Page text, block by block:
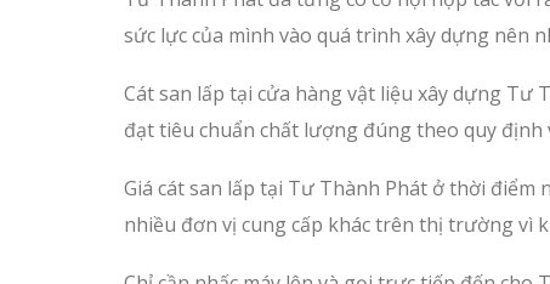
sức lực của mình vào quá trình xây dựng nên
Cát san lấp tại cửa hàng vật liệu xây dựng
đạt tiêu chuẩn chất lượng đúng theo quy định
Giá cát san lấp tại Tư Thành Phát ở thời điểm
nhiều đơn vị cung cấp khác trên thị trường vì